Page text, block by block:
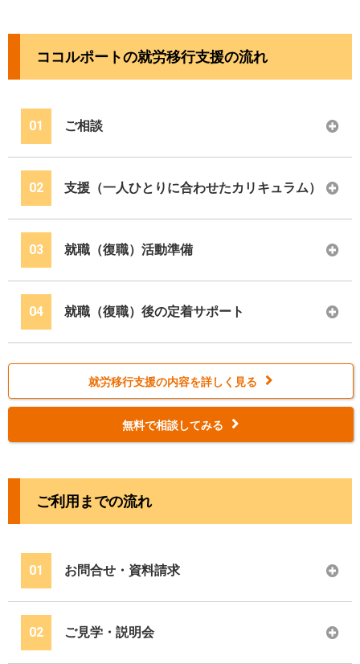
ココルポートの就労移行支援の流れ
01 ご相談
02 支援（一人ひとりに合わせたカリキュラム）
03 就職（復職）活動準備
04 就職（復職）後の定着サポート
就労移行支援の内容を詳しく見る
無料で相談してみる
ご利用までの流れ
01 お問合せ・資料請求
02 ご見学・説明会